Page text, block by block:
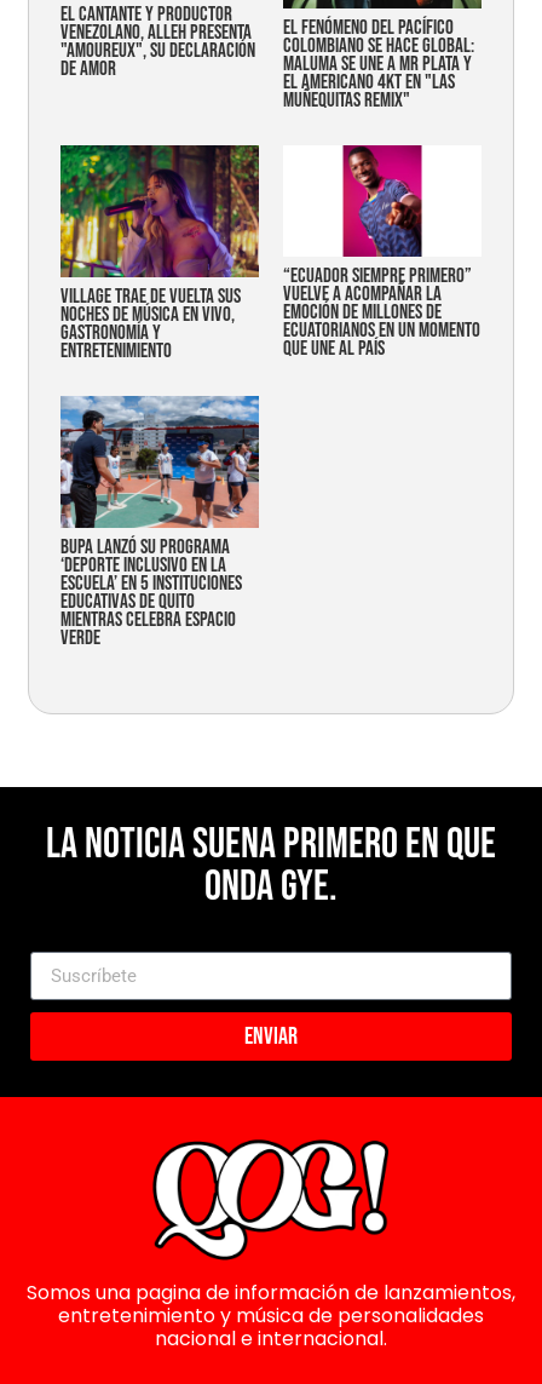
EL CANTANTE Y PRODUCTOR
VENEZOLANO, ALLEH PRESENTA
"AMOUREUX", SU DECLARACIÓN
DE AMOR
EL FENÓMENO DEL PACÍFICO
COLOMBIANO SE HACE GLOBAL:
MALUMA SE UNE A MR PLATA Y
EL AMERICANO 4KT EN "LAS
MUÑEQUITAS REMIX"
Village trae de vuelta sus
noches de música en vivo,
gastronomía y
entretenimiento
“Ecuador siempre primero”
vuelve a acompañar la
emoción de millones de
ecuatorianos en un momento
que une al país
Bupa lanzó su programa
‘Deporte Inclusivo en la
Escuela’ en 5 instituciones
educativas de Quito
mientras celebra espacio
verde
La noticia suena primero en Que
Onda Gye.
Enviar
Somos una pagina de información de lanzamientos,
entretenimiento y música de personalidades
nacional e internacional.